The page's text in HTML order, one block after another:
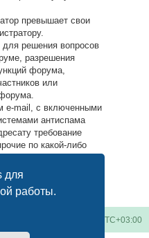
для
работы.
превышает свои
для решения вопросов
разрешения
форума,
или
e-mail, с включенными
антиспама
требование
по какой-либо
будут
UTC+03:00